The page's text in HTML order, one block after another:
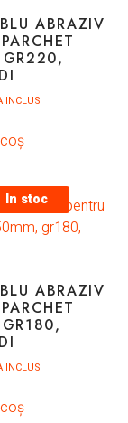
ABRAZIV
INCLUS
In stoc
ABRAZIV
INCLUS